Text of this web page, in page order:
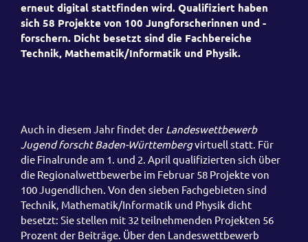
erneut digital stattfinden wird. Qualifiziert haben
sich 58 Projekte von 100 Jungforscherinnen und -
forschern. Dicht besetzt sind die Fachbereiche
Technik, Mathematik/Informatik und Physik.
Auch in diesem Jahr findet der Landeswettbewerb
Jugend forscht Baden-Württembergvirtuell statt. Für
die Finalrunde am 1. und 2. April qualifizierten sich über
die Regionalwettbewerbe im Februar 58 Projekte von
100 Jugendlichen. Von den sieben Fachgebieten sind
Technik, Mathematik/Informatik und Physik dicht
besetzt: Sie stellen mit 32 teilnehmenden Projekten 56
Prozent der Beiträge. Über den Landeswettbewerb